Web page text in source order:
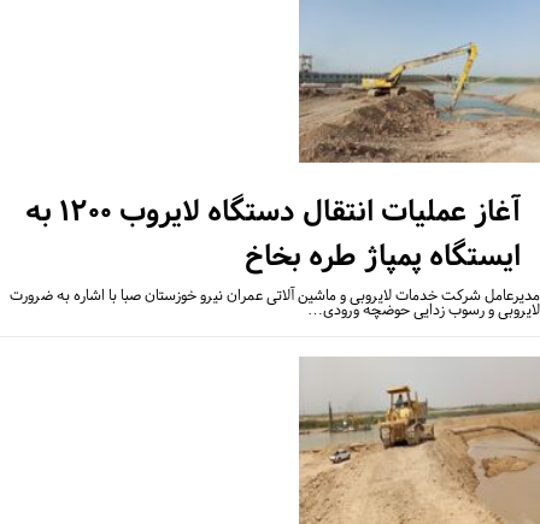
آغاز عملیات انتقال دستگاه لایروب ۱۲۰۰ به
ایستگاه پمپاژ طره بخاخ
شرکت خدمات لایروبی و ماشین آلاتی عمران نیرو خوزستان صبا با اشاره به ضرورت
و رسوب زدایی حوضچه ورودی…